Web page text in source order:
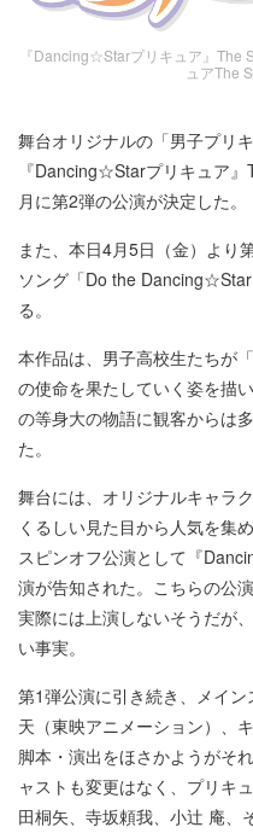
『Dancing☆Starプリキュア
ュアThe
舞台オリジナルの「男子プリ
『Dancing☆Starプリキュア
月に第2弾の公演が決定した。
また、本日4月5日（金）より
ソング「Do the
る。
本作品は、男子高校生たちが
の使命を果たしていく姿を描
の等身大の物語に観客からは
た。
舞台には、オリジナルキャラ
くるしい見た目から人気を集
スピンオフ公演として『
演が告知された。こちらの公
実際には上演しないそうだが
い事実。
第1弾公演に引き続き、メイ
天（東映アニメーション）、
脚本・演出をほさかようがそ
ャストも変更はなく、プリキ
田桐矢、寺坂頼我、小辻 庵、